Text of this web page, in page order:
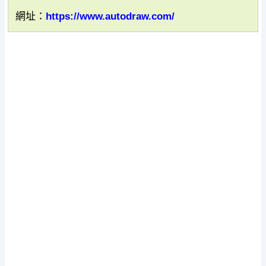
網址： https://www.autodraw.com/